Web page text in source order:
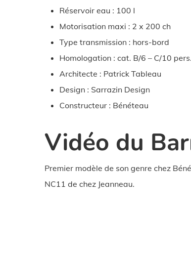
Réservoir eau : 100 l
Motorisation maxi : 2 x 200 ch
Type transmission : hors-bord
Homologation : cat. B/6 – C/10
Architecte : Patrick Tableau
Design : Sarrazin Design
Constructeur : Bénéteau
Vidéo du
Premier modèle de son genre chez
NC11 de chez Jeanneau.